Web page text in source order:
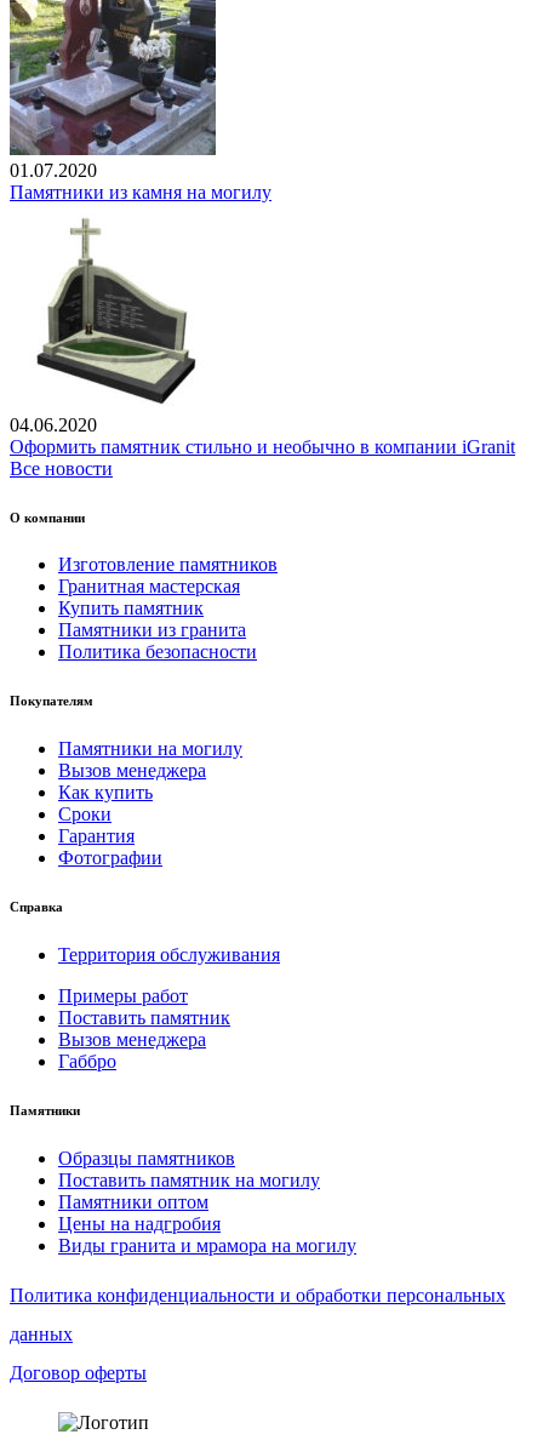
01.07.2020
Памятники из камня на могилу
04.06.2020
Оформить памятник стильно и необычно в компании iGranit
Все новости
О компании
Изготовление памятников
Гранитная мастерская
Купить памятник
Памятники из гранита
Политика безопасности
Покупателям
Памятники на могилу
Вызов менеджера
Как купить
Сроки
Гарантия
Фотографии
Справка
Территория обслуживания
Примеры работ
Поставить памятник
Вызов менеджера
Габбро
Памятники
Образцы памятников
Поставить памятник на могилу
Памятники оптом
Цены на надгробия
Виды гранита и мрамора на могилу
Политика конфиденциальности и обработки персональных
данных
Договор оферты